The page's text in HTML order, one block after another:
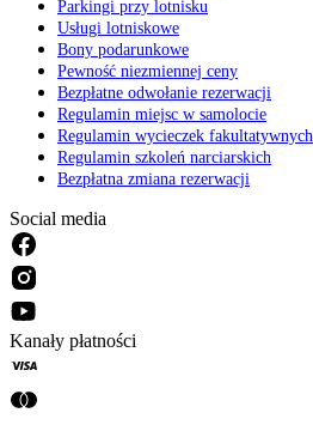
Parkingi przy lotnisku
Usługi lotniskowe
Bony podarunkowe
Pewność niezmiennej ceny
Bezpłatne odwołanie rezerwacji
Regulamin miejsc w samolocie
Regulamin wycieczek fakultatywnych
Regulamin szkoleń narciarskich
Bezpłatna zmiana rezerwacji
Social media
Kanały płatności